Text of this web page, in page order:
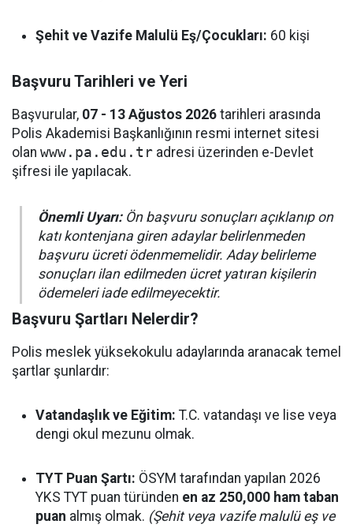
Şehit ve Vazife Malulü Eş/Çocukları: 60 kişi
Başvuru Tarihleri ve Yeri
Başvurular, 07 - 13 Ağustos 2026 tarihleri arasında
Polis Akademisi Başkanlığının resmi internet sitesi
olan www.pa.edu.tr adresi üzerinden e-Devlet
şifresi ile yapılacak.
Önemli Uyarı:Ön başvuru sonuçları açıklanıp on
katı kontenjana giren adaylar belirlenmeden
başvuru ücreti ödenmemelidir. Aday belirleme
sonuçları ilan edilmeden ücret yatıran kişilerin
ödemeleri iade edilmeyecektir.
Başvuru Şartları Nelerdir?
Polis meslek yüksekokulu adaylarında aranacak temel
şartlar şunlardır:
Vatandaşlık ve Eğitim: T.C. vatandaşı ve lise veya
dengi okul mezunu olmak.
TYT Puan Şartı: ÖSYM tarafından yapılan 2026
YKS TYT puan türünden en az 250,000 ham taban
puan almış olmak. (Şehit veya vazife malulü eş ve